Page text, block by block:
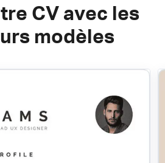
CV avec les
modèles